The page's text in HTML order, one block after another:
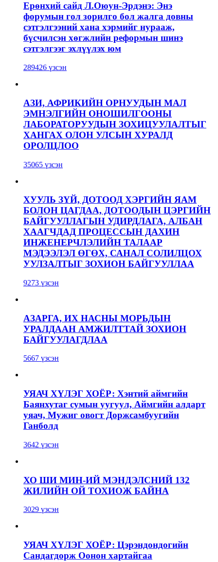
Ерөнхий сайд Л.Оюун-Эрдэнэ: Энэ
форумын гол зорилго бол жалга довны
сэтгэлгээний хана хэрмийг нурааж,
бүсчилсэн хөгжлийн реформын шинэ
сэтгэлгээг эхлүүлэх юм
289426 үзсэн
АЗИ, АФРИКИЙН ОРНУУДЫН МАЛ
ЭМНЭЛГИЙН ОНОШИЛГООНЫ
ЛАБОРАТОРУУДЫН ЗОХИЦУУЛАЛТЫГ
ХАНГАХ ОЛОН УЛСЫН ХУРАЛД
ОРОЛЦЛОО
35065 үзсэн
ХУУЛЬ ЗҮЙ, ДОТООД ХЭРГИЙН ЯАМ
БОЛОН ЦАГДАА, ДОТООДЫН ЦЭРГИЙН
БАЙГУУЛЛАГЫН УДИРДЛАГА, АЛБАН
ХААГЧДАД ПРОЦЕССЫН ДАХИН
ИНЖЕНЕРЧЛЭЛИЙН ТАЛААР
МЭДЭЭЛЭЛ ӨГӨХ, САНАЛ СОЛИЛЦОХ
УУЛЗАЛТЫГ ЗОХИОН БАЙГУУЛЛАА
9273 үзсэн
АЗАРГА, ИХ НАСНЫ МОРЬДЫН
УРАЛДААН АМЖИЛТТАЙ ЗОХИОН
БАЙГУУЛАГДЛАА
5667 үзсэн
УЯАЧ ХҮЛЭГ ХОЁР: Хэнтий аймгийн
Баянхутаг сумын уугуул, Аймгийн алдарт
уяач, Мужиг овогт Доржсамбуугийн
Ганболд
3642 үзсэн
ХО ШИ МИН-ИЙ МЭНДЭЛСНИЙ 132
ЖИЛИЙН ОЙ ТОХИОЖ БАЙНА
3029 үзсэн
УЯАЧ ХҮЛЭГ ХОЁР: Цэрэндондогийн
Сандагдорж Оонон хартайгаа